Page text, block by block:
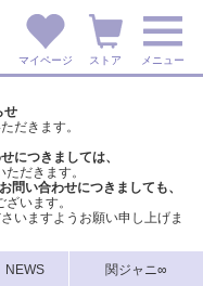
マイページ ストア メニュー
せ
だきます。
につきましては、
ただきます。
お問い合わせにつきましても、
います。
いますようお願い申し上げま
NEWS 関ジャニ∞